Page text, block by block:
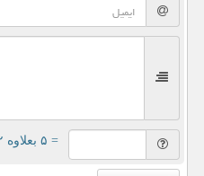
= ۵ بعلاوه ۲